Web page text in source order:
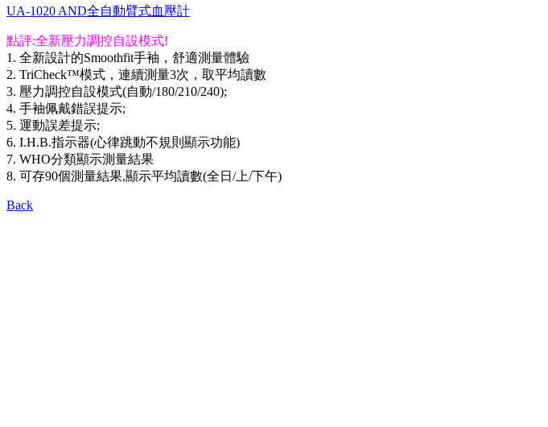
UA-1020 AND全自動臂式血壓計
點評:全新壓力調控自設模式!
1. 全新設計的Smoothfit手袖，舒適測量體驗
2. TriCheck™模式，連續測量3次，取平均讀數
3. 壓力調控自設模式(自動/180/210/240);
4. 手袖佩戴錯誤提示;
5. 運動誤差提示;
6. I.H.B.指示器(心律跳動不規則顯示功能)
7. WHO分類顯示測量結果
8. 可存90個測量結果,顯示平均讀數(全日/上/下午)
Back